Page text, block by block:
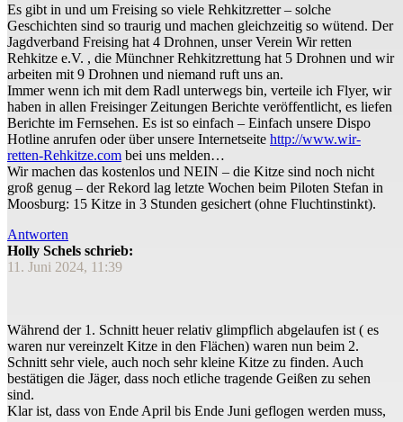
Es gibt in und um Freising so viele Rehkitzretter – solche
Geschichten sind so traurig und machen gleichzeitig so wütend. Der
Jagdverband Freising hat 4 Drohnen, unser Verein Wir retten
Rehkitze e.V. , die Münchner Rehkitzrettung hat 5 Drohnen und wir
arbeiten mit 9 Drohnen und niemand ruft uns an.
Immer wenn ich mit dem Radl unterwegs bin, verteile ich Flyer, wir
haben in allen Freisinger Zeitungen Berichte veröffentlicht, es liefen
Berichte im Fernsehen. Es ist so einfach – Einfach unsere Dispo
Hotline anrufen oder über unsere Internetseite http://www.wir-
retten-Rehkitze.com bei uns melden…
Wir machen das kostenlos und NEIN – die Kitze sind noch nicht
groß genug – der Rekord lag letzte Wochen beim Piloten Stefan in
Moosburg: 15 Kitze in 3 Stunden gesichert (ohne Fluchtinstinkt).
Antworten
Holly Schels schrieb:
11. Juni 2024, 11:39
Während der 1. Schnitt heuer relativ glimpflich abgelaufen ist ( es
waren nur vereinzelt Kitze in den Flächen) waren nun beim 2.
Schnitt sehr viele, auch noch sehr kleine Kitze zu finden. Auch
bestätigen die Jäger, dass noch etliche tragende Geißen zu sehen
sind.
Klar ist, dass von Ende April bis Ende Juni geflogen werden muss,